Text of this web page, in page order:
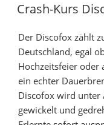
Crash-Kurs
Der Discofox zählt
Deutschland, egal
Hochzeitsfeier oder
ein echter
Discofox wird unter
gewickelt und